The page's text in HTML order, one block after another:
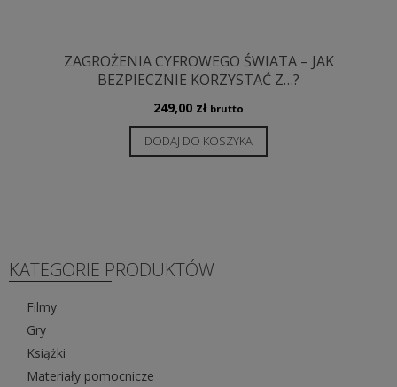
ZAGROŻENIA CYFROWEGO ŚWIATA – JAK
BEZPIECZNIE KORZYSTAĆ Z…?
249,00 zł brutto
DODAJ DO KOSZYKA
KATEGORIE PRODUKTÓW
Filmy
Gry
Książki
Materiały pomocnicze